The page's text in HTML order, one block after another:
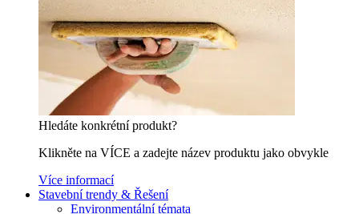
Hledáte konkrétní produkt?
Klikněte na VÍCE a zadejte název produktu jako obvykle
Více informací
Stavební trendy & Řešení
Environmentální témata